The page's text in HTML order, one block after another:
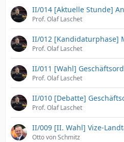
II/014 [Aktuelle Stunde]
Prof. Olaf Laschet
II/012 [Kandidaturphase]
Prof. Olaf Laschet
II/011 [Wahl]
Prof. Olaf Laschet
II/010 [Debatte]
Prof. Olaf Laschet
II/009 [II. Wahl] Vize-
Otto von Schmitz